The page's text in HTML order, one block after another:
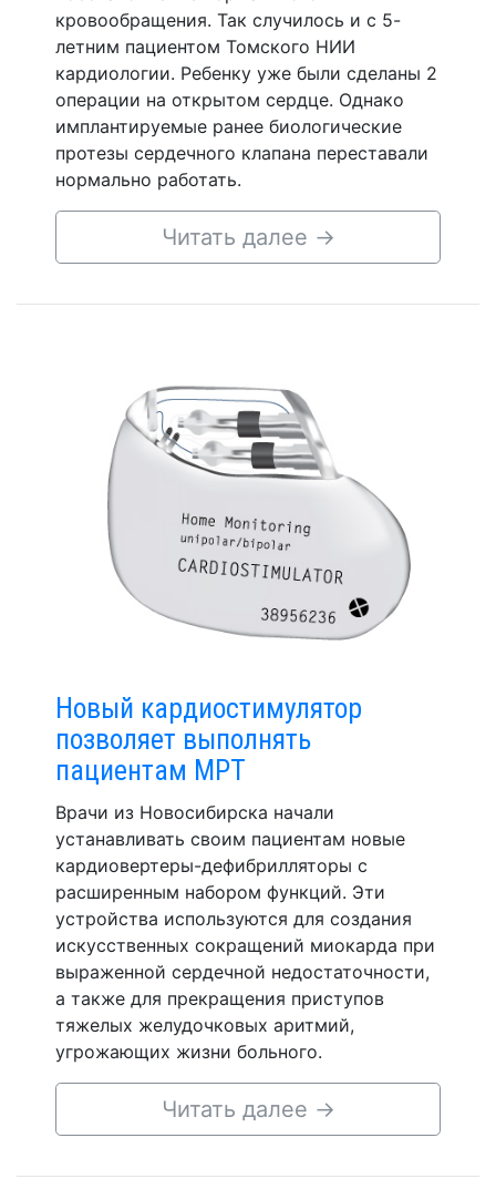
кровообращения. Так случилось и с 5-
летним пациентом Томского НИИ
кардиологии. Ребенку уже были сделаны 2
операции на открытом сердце. Однако
имплантируемые ранее биологические
протезы сердечного клапана переставали
нормально работать.
Читать далее →
Новый кардиостимулятор
позволяет выполнять
пациентам МРТ
Врачи из Новосибирска начали
устанавливать своим пациентам новые
кардиовертеры-дефибрилляторы с
расширенным набором функций. Эти
устройства используются для создания
искусственных сокращений миокарда при
выраженной сердечной недостаточности,
а также для прекращения приступов
тяжелых желудочковых аритмий,
угрожающих жизни больного.
Читать далее →